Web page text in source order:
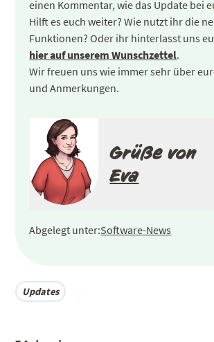
einen Kommentar, wie das Update bei
Hilft es euch weiter? Wie nutzt ihr die
Funktionen? Oder ihr hinterlasst uns
hier auf unserem Wunschzettel.
Wir freuen uns wie immer sehr über
und Anmerkungen.
Grüße von
Eva
Abgelegt unter:Software-News
Updates